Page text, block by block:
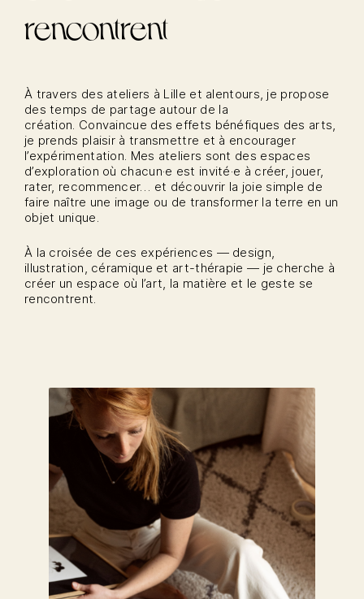
rencontrent
À travers des ateliers à Lille et alentours, je propose
des temps de partage autour de la
création. Convaincue des effets bénéfiques des arts,
je prends plaisir à transmettre et à encourager
l’expérimentation. Mes ateliers sont des espaces
d’exploration où chacun·e est invité·e à créer, jouer,
rater, recommencer… et découvrir la joie simple de
faire naître une image ou de transformer la terre en un
objet unique.
À la croisée de ces expériences — design,
illustration, céramique et art-thérapie — je cherche à
créer un espace où l’art, la matière et le geste se
rencontrent.